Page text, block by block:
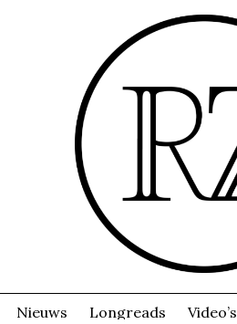
Nieuws Longreads Video’s